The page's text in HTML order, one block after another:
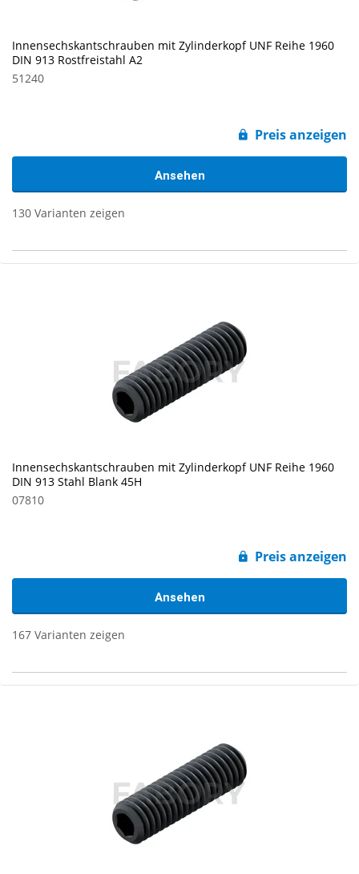
Innensechskantschrauben mit Zylinderkopf UNF Reihe 1960
DIN 913 Rostfreistahl A2
51240
Preis anzeigen
Ansehen
130 Varianten zeigen
Innensechskantschrauben mit Zylinderkopf UNF Reihe 1960
DIN 913 Stahl Blank 45H
07810
Preis anzeigen
Ansehen
167 Varianten zeigen